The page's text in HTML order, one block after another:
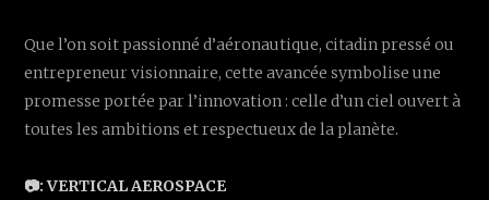
Que l’on soit passionné d’aéronautique, citadin pressé ou
entrepreneur visionnaire, cette avancée symbolise une
promesse portée par l’innovation : celle d’un ciel ouvert à
toutes les ambitions et respectueux de la planète.
📷: VERTICAL AEROSPACE